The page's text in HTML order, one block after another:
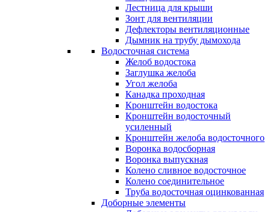
Лестница для крыши
Зонт для вентиляции
Дефлекторы вентиляционные
Дымник на трубу дымохода
Водосточная система
Желоб водостока
Заглушка желоба
Угол желоба
Канадка проходная
Кронштейн водостока
Кронштейн водосточный
усиленный
Кронштейн желоба водосточного
Воронка водосборная
Воронка выпускная
Колено сливное водосточное
Колено соединительное
Труба водосточная оцинкованная
Доборные элементы